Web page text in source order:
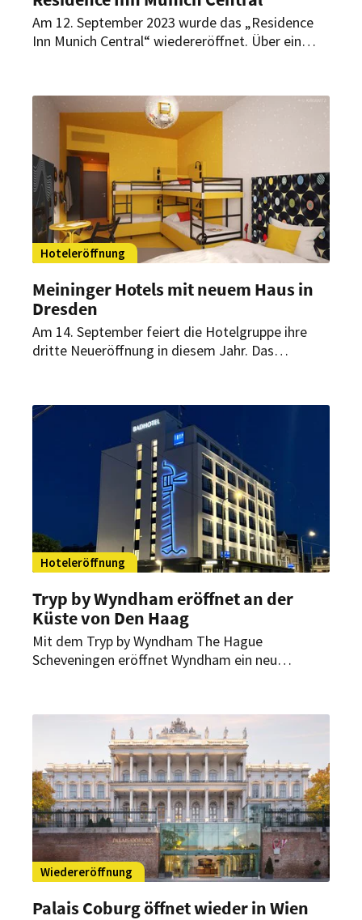
Am 12. September 2023 wurde das „Residence
Inn Munich Central“ wiedereröffnet. Über ein
beheimatet war, umgebaut. Jetzt ist es als
„Extended-Stay-Hotel“ konzipiert.
Hoteleröffnung
Meininger Hotels mit neuem Haus in
Dresden
Am 14. September feiert die Hotelgruppe ihre
dritte Neueröffnung in diesem Jahr. Das
Standort in Deutschland.
Hoteleröffnung
Tryp by Wyndham eröffnet an der
Küste von Den Haag
Mit dem Tryp by Wyndham The Hague
Scheveningen eröffnet Wyndham ein neu
verbindet historische Substanz mit einem
designorientierten Boutique-Erlebnis und
erweitert die Präsenz der Marke an einem
Standort mit ganzjähriger Leisure- und Business-
Nachfrage.
Wiedereröffnung
Palais Coburg öffnet wieder in Wien